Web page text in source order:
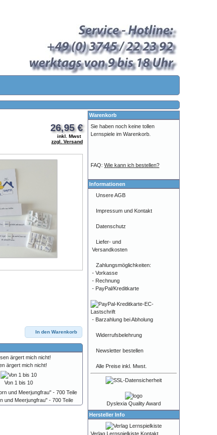
26,95 €
inkl. Mwst
zzgl. Versand
In den Warenkorb
ärgert mich nicht!
Von 1 bis 10
und Meerjungfrau" - 700 Teile
Warenkorb
Sie haben noch keine tollen
Lernspiele im Warenkorb.
FAQ: Wie kann ich bestellen?
Informationen
Unsere AGB
Impressum und Kontakt
Datenschutz
Liefer- und
Versandkosten
Zahlungsmöglichkeiten:
- Vorkasse
- Rechnung
- PayPal/Kreditkarte
- Barzahlung bei Abholung
Widerrufsbelehrung
Newsletter bestellen
Alle Preise inkl. Mwst.
Dyslexia Quality Award
Hersteller Info
Verlag Lernspielkiste Kontakt